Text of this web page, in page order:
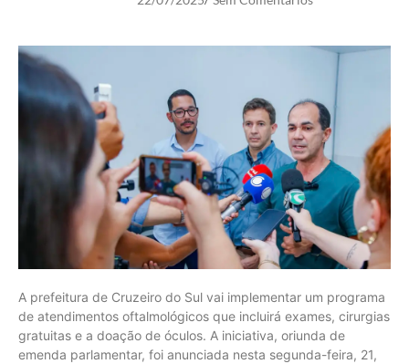
A prefeitura de Cruzeiro do Sul vai implementar um programa
de atendimentos oftalmológicos que incluirá exames, cirurgias
gratuitas e a doação de óculos. A iniciativa, oriunda de
emenda parlamentar, foi anunciada nesta segunda-feira, 21,